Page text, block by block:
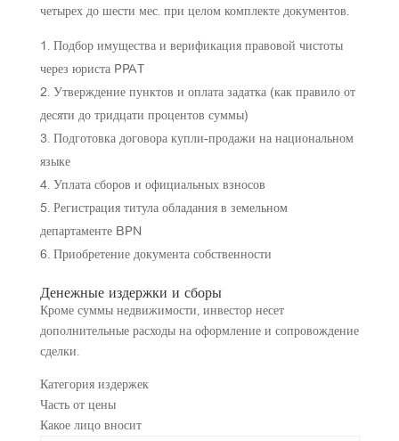
четырех до шести мес. при целом комплекте документов.
Подбор имущества и верификация правовой чистоты
через юриста PPAT
Утверждение пунктов и оплата задатка (как правило от
десяти до тридцати процентов суммы)
Подготовка договора купли-продажи на национальном
языке
Уплата сборов и официальных взносов
Регистрация титула обладания в земельном
департаменте BPN
Приобретение документа собственности
Денежные издержки и сборы
Кроме суммы недвижимости, инвестор несет
дополнительные расходы на оформление и сопровождение
сделки.
Категория издержек
Часть от цены
Какое лицо вносит